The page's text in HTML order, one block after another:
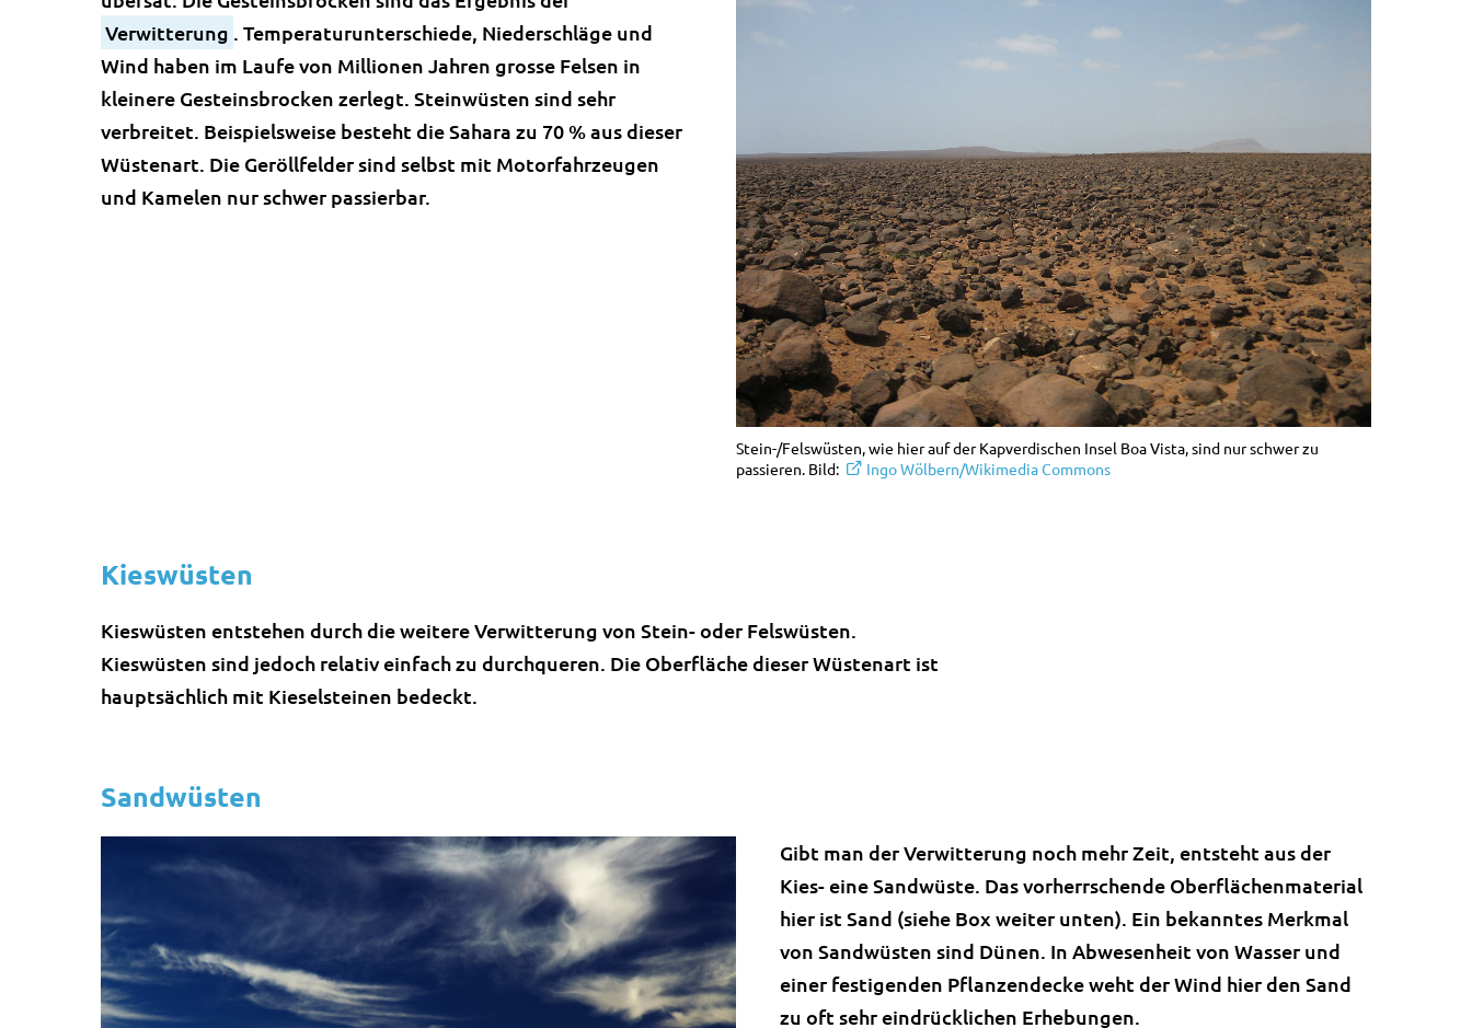
Stein-/Felswüsten, wie hier auf der Kapverdischen Insel Boa Vista, sind nur schwer zu
passieren. Bild:
Ingo Wölbern/Wikimedia Commons
Verwitterung . Temperaturunterschiede, Niederschläge und
Wind haben im Laufe von Millionen Jahren grosse Felsen in
kleinere Gesteinsbrocken zerlegt. Steinwüsten sind sehr
verbreitet. Beispielsweise besteht die Sahara zu 70 % aus dieser
Wüstenart. Die Geröllfelder sind selbst mit Motorfahrzeugen
und Kamelen nur schwer passierbar.
Kieswüsten
Kieswüsten entstehen durch die weitere Verwitterung von Stein- oder Felswüsten.
Kieswüsten sind jedoch relativ einfach zu durchqueren. Die Oberfläche dieser Wüstenart ist
hauptsächlich mit Kieselsteinen bedeckt.
Sandwüsten
Gibt man der Verwitterung noch mehr Zeit, entsteht aus der
Kies- eine Sandwüste. Das vorherrschende Oberflächenmaterial
hier ist Sand (siehe Box weiter unten). Ein bekanntes Merkmal
von Sandwüsten sind Dünen. In Abwesenheit von Wasser und
einer festigenden Pflanzendecke weht der Wind hier den Sand
zu oft sehr eindrücklichen Erhebungen.